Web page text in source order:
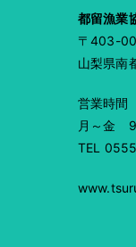
都留漁業
〒403-
山梨県南
営業時間
月～金
TEL